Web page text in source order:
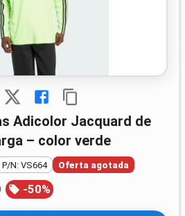
– color verde
P/N: VS664 Oferta agotada
-50%